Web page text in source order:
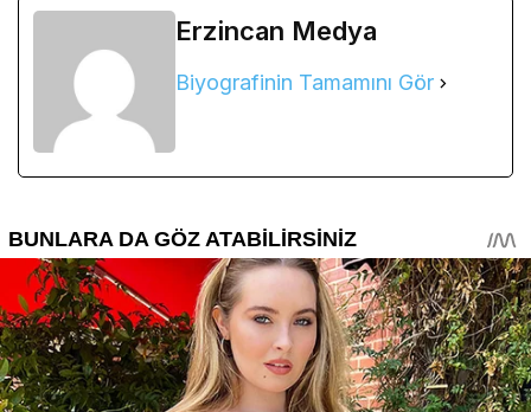
Erzincan Medya
Biyografinin Tamamını Gör